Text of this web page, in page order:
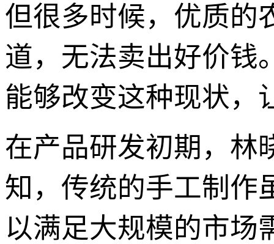
但很多时候，优质的
道，无法卖出好价钱
能够改变这种现状，
在产品研发初期，林
知，传统的手工制作
以满足大规模的市场